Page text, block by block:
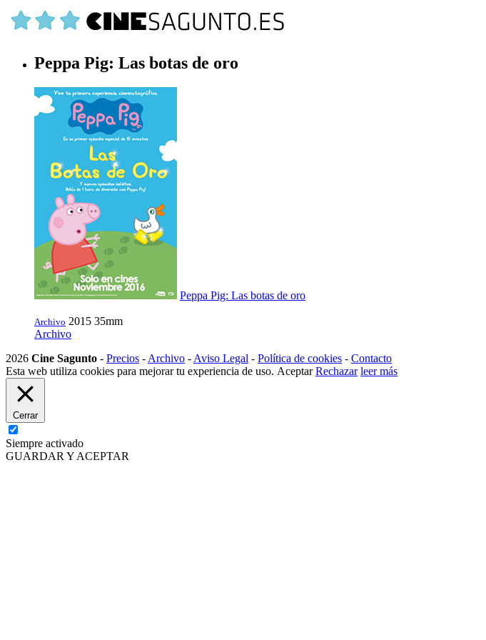
Peppa Pig: Las botas de oro
Peppa Pig: Las botas de oro
Archivo 2015 35mm
Archivo
2026 Cine Sagunto - Precios - Archivo - Aviso Legal - Política de cookies - Contacto
Esta web utiliza cookies para mejorar tu experiencia de uso. Aceptar Rechazar leer más
Cerrar
Siempre activado
GUARDAR Y ACEPTAR